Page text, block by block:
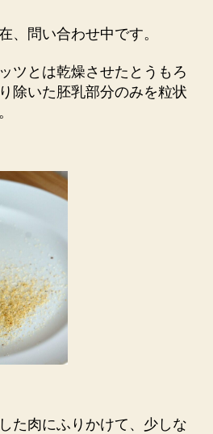
、問い合わせ中です。
ツとは乾燥させたとうもろ
除いた胚乳部分のみを粒状
た肉にふりかけて、少しな